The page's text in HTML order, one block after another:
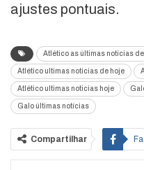
ajustes pontuais.
Atlético as últimas notícias
Atlético ultimas noticias de hoje
Atlético ultimas noticias hoje
Galo últimas notícias
Compartilhar